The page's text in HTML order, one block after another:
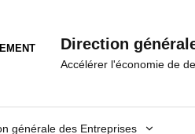
Direction
Accélérer l'économie de
générale des Entreprises